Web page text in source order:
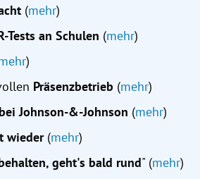
(mehr)
Tests an Schulen (mehr)
)
Präsenzbetrieb (mehr)
Johnson-&-Johnson (mehr)
wieder(mehr)
geht's bald rund" (mehr)